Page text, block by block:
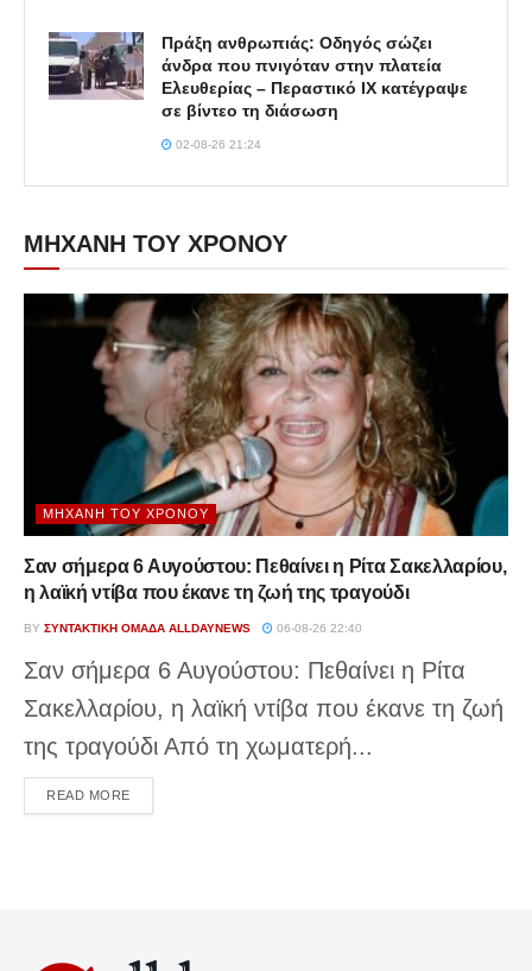
Πράξη ανθρωπιάς: Οδηγός σώζει
άνδρα που πνιγόταν στην πλατεία
Ελευθερίας – Περαστικό ΙΧ κατέγραψε
σε βίντεο τη διάσωση
02-08-26 21:24
ΜΗΧΑΝΗ ΤΟΥ ΧΡΟΝΟΥ
ΜΗΧΑΝΉ ΤΟΥ ΧΡΌΝΟΥ
Σαν σήμερα 6 Αυγούστου: Πεθαίνει η Ρίτα Σακελλαρίου,
η λαϊκή ντίβα που έκανε τη ζωή της τραγούδι
BY ΣΥΝΤΑΚΤΙΚΉ ΟΜΆΔΑ ALLDAYNEWS 06-08-26 22:40
Σαν σήμερα 6 Αυγούστου: Πεθαίνει η Ρίτα
Σακελλαρίου, η λαϊκή ντίβα που έκανε τη ζωή
της τραγούδι Από τη χωματερή...
READ MOREDETAILS